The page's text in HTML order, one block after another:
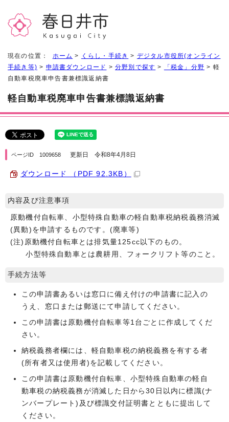
現在の位置： ホーム > くらし・手続き > デジタル市役所(オンライン
手続き等) > 申請書ダウンロード >分野別で探す > 「税金」分野 > 軽
自動車税廃車申告書兼標識返納書
軽自動車税廃車申告書兼標識返納書
ページID 1009658 更新日 令和8年4月8日
ダウンロード （PDF 92.3KB）
内容及び注意事項
原動機付自転車、小型特殊自動車の軽自動車税納税義務消滅
(異動)を申請するものです。(廃車等)
(注)原動機付自転車とは排気量125cc以下のもの。
小型特殊自動車とは農耕用、フォークリフト等のこと。
手続方法等
この申請書あるいは窓口に備え付けの申請書に記入の
うえ、窓口または郵送にて申請してください。
この申請書は原動機付自転車等1台ごとに作成してくだ
さい。
納税義務者欄には、軽自動車税の納税義務を有する者
(所有者又は使用者)を記載してください。
この申請書は原動機付自転車、小型特殊自動車の軽自
動車税の納税義務が消滅した日から30日以内に標識(ナ
ンバープレート)及び標識交付証明書とともに提出して
ください。